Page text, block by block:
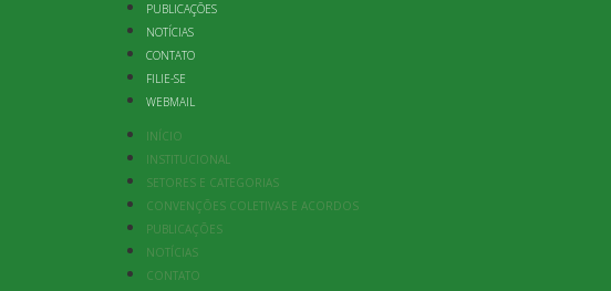
PUBLICAÇÕES
NOTÍCIAS
CONTATO
FILIE-SE
WEBMAIL
INÍCIO
INSTITUCIONAL
SETORES E CATEGORIAS
CONVENÇÕES COLETIVAS E ACORDOS
PUBLICAÇÕES
NOTÍCIAS
CONTATO